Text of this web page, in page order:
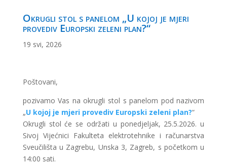
Okrugli stol s panelom „U kojoj je mjeri
provediv Europski zeleni plan?“
19 svi, 2026
Poštovani,
pozivamo Vas na okrugli stol s panelom pod nazivom
„U kojoj je mjeri provediv Europski zeleni plan?“
Okrugli stol će se održati u ponedjeljak, 25.5.2026. u
Sivoj Vijećnici Fakulteta elektrotehnike i računarstva
Sveučilišta u Zagrebu, Unska 3, Zagreb, s početkom u
14:00 sati.